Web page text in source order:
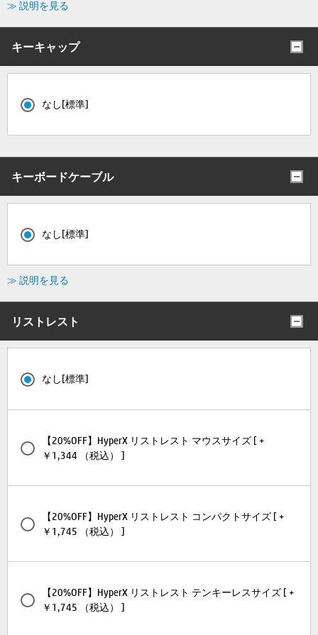
≫ 説明を見る
キーキャップ
なし[標準]
キーボードケーブル
なし[標準]
≫ 説明を見る
リストレスト
なし[標準]
【20%OFF】HyperX リストレスト マウスサイズ [ +
￥1,344 （税込） ]
【20%OFF】HyperX リストレスト コンパクトサイズ [ +
￥1,745 （税込） ]
【20%OFF】HyperX リストレスト テンキーレスサイズ [ +
￥1,745 （税込） ]